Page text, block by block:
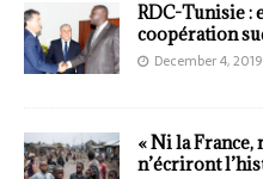
RDC-Tunisie :
coopération
December 4, 2019
« Ni la France,
n’écriront